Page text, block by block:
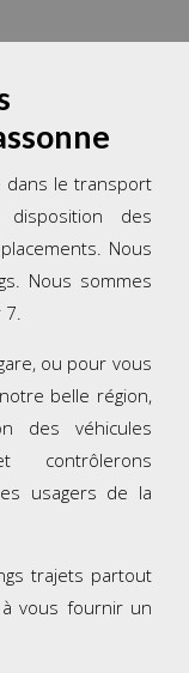
dans le transport
des
Nous
Nous sommes
7.
ou pour vous
belle région,
des véhicules
contrôlerons
usagers de la
trajets partout
à vous fournir un